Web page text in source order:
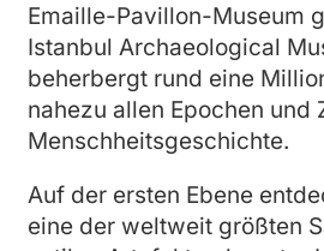
Emaille-Pavillon-Museum
Istanbul Archaeological
beherbergt rund eine
nahezu allen Epochen und
Menschheitsgeschichte.
Auf der ersten Ebene
eine der weltweit größten